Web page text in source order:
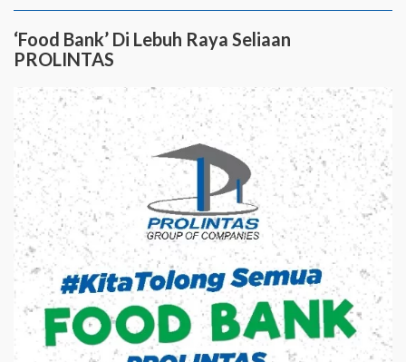
‘Food Bank’ Di Lebuh Raya Seliaan
PROLINTAS